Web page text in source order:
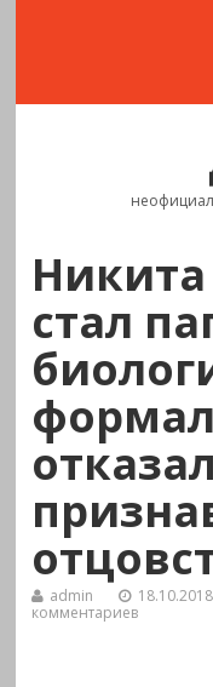
стал
admin 18.10.2018
комментариев